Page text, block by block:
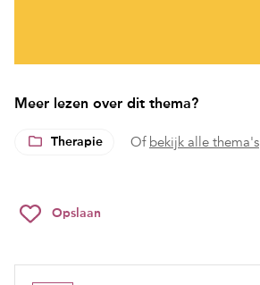
Meer lezen over dit thema?
Therapie Of bekijk alle thema's
Opslaan